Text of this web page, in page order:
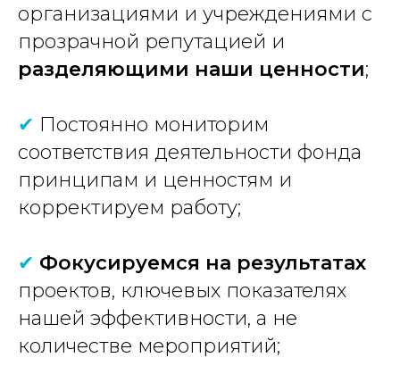
организациями и учреждениями с
прозрачной репутацией и
разделяющими наши ценности;
✔ Постоянно мониторим
соответствия деятельности фонда
принципам и ценностям и
корректируем работу;
✔ Фокусируемся на результатах
проектов, ключевых показателях
нашей эффективности, а не
количестве мероприятий;